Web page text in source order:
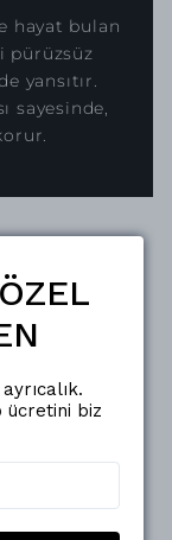
hayat bulan
pürüzsüz
yansıtır.
sayesinde,
ücretini biz